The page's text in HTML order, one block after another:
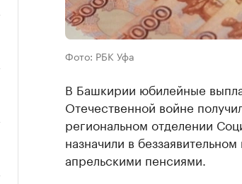
Фото: РБК Уфа
В Башкирии юбилейные
Отечественной войне
региональном отделении
назначили в
апрельскими пенсиями.